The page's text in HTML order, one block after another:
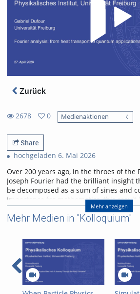
Zurück
2678
views
0
favorites
Medienaktionen
Share
hochgeladen 6. Mai 2026
Over 200 years ago, in the throes of the
Joseph Fourier had the brilliant insight
be decomposed as a sum of sines and
importance for mathematics, this result
physical problem of heat transport. I
applications of Fourier analysis which
enters scattering problems, and explain
with quantum algorithms. I will
current research on quantum many-
where Fourier analysis also plays a role.
Referent/in:
Mehr anzeigen
Mehr Medien in "Kolloquium"